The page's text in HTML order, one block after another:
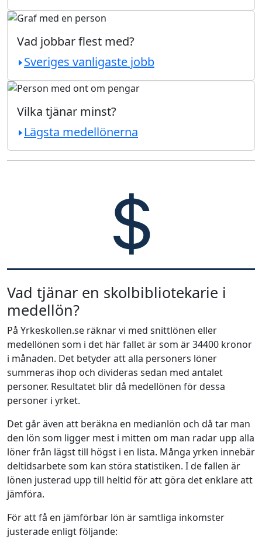
Vad jobbar flest med?
Sveriges vanligaste jobb
Vilka tjänar minst?
Lägsta medellönerna
Vad tjänar en skolbibliotekarie i
medellön?
På Yrkeskollen.se räknar vi med snittlönen eller
medellönen som i det här fallet är som är 34400 kronor
i månaden. Det betyder att alla personers löner
summeras ihop och divideras sedan med antalet
personer. Resultatet blir då medellönen för dessa
personer i yrket.
Det går även att beräkna en medianlön och då tar man
den lön som ligger mest i mitten om man radar upp alla
löner från lägst till högst i en lista. Många yrken innebär
deltidsarbete som kan störa statistiken. I de fallen är
lönen justerad upp till heltid för att göra det enklare att
jämföra.
För att få en jämförbar lön är samtliga inkomster
justerade enligt följande: